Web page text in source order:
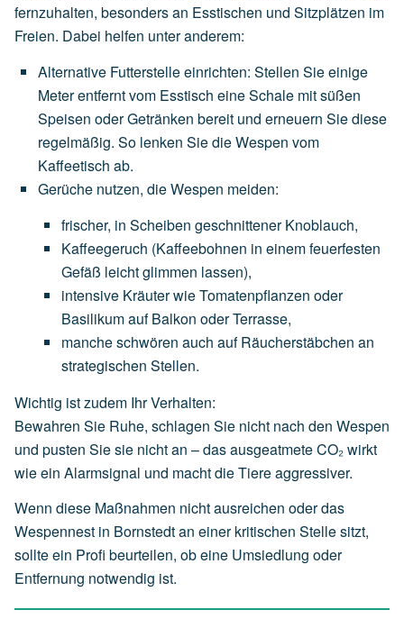
fernzuhalten, besonders an Esstischen und Sitzplätzen im
Freien. Dabei helfen unter anderem:
Alternative Futterstelle einrichten: Stellen Sieeinige
Meterentferntvom Esstisch eineSchale mitsüßen
Speisen oderGetränken bereit und erneuern Siediese
regelmäßig. So lenken SiedieWespen vom
Kaffeetisch ab.
Gerüche nutzen, die Wespen meiden:
frischer, in Scheiben geschnittener Knoblauch,
Kaffeegeruch (Kaffeebohnen in einemfeuerfesten
Gefäß leichtglimmen lassen),
intensive KräuterwieTomatenpflanzen oder
Basilikumauf Balkon oderTerrasse,
mancheschwören auch auf Räucherstäbchen an
strategischen Stellen.
Wichtig ist zudem Ihr Verhalten:
Bewahren Sie Ruhe, schlagen Sie nicht nach den Wespen
und pusten Sie sie nicht an – das ausgeatmete CO₂ wirkt
wie ein Alarmsignal und macht die Tiere aggressiver.
Wenn diese Maßnahmen nicht ausreichen oder das
Wespennest in Bornstedt an einer kritischen Stelle sitzt,
sollte ein Profi beurteilen, ob eine Umsiedlung oder
Entfernung notwendig ist.